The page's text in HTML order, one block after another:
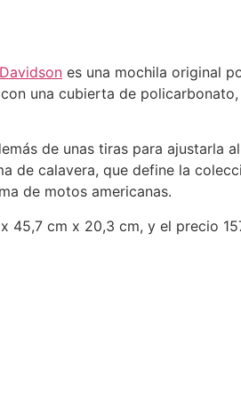
es una mochila original
una cubierta de
de unas tiras para ajustarla
de calavera, que define la
de motos americanas.
45,7 cm x 20,3 cm, y el precio